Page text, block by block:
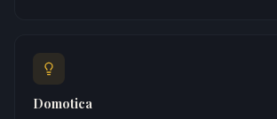
Domotica